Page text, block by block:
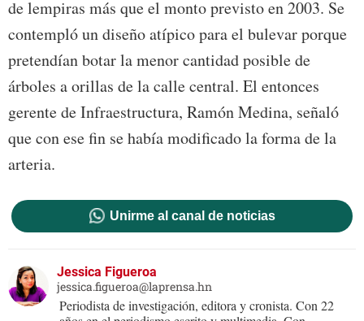
de lempiras más que el monto previsto en 2003. Se
contempló un diseño atípico para el bulevar porque
pretendían botar la menor cantidad posible de
árboles a orillas de la calle central. El entonces
gerente de Infraestructura, Ramón Medina, señaló
que con ese fin se había modificado la forma de la
arteria.
Unirme al canal de noticias
Jessica Figueroa
jessica.figueroa@laprensa.hn
Periodista de investigación, editora y cronista. Con 22